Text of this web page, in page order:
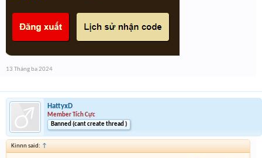
13 Tháng ba 2024
HattyxD
Member Tích Cực
Banned (cant create thread )
Kinnn said: ↑